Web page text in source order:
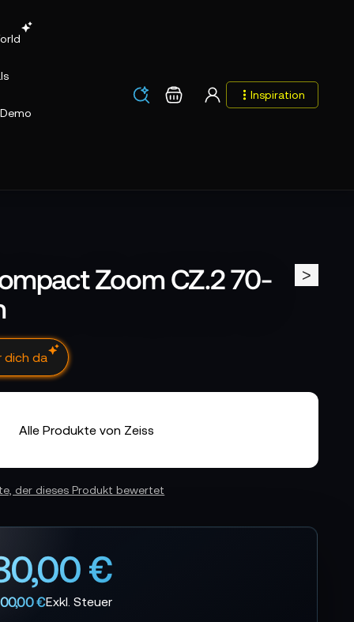
Demo
Los Warenkorb Inspiration
>
Zoom CZ.2 70-
SOPHIA-X
Alle Produkte von Zeiss
der dieses Produkt bewertet
€
€